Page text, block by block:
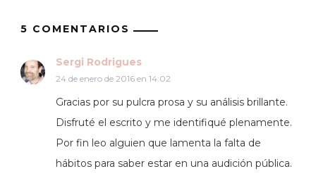
5 COMENTARIOS
Sergi Rodrigues
24 de enero de 2016 en 14:02
Gracias por su pulcra prosa y su análisis brillante.
Disfruté el escrito y me identifiqué plenamente.
Por fin leo alguien que lamenta la falta de
hábitos para saber estar en una audición pública.